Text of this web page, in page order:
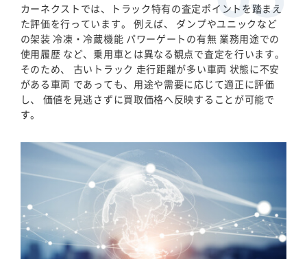
カーネクストでは、トラック特有の査定ポイントを踏まえ
た評価を行っています。 例えば、 ダンプやユニックなど
の架装 冷凍・冷蔵機能 パワーゲートの有無 業務用途での
使用履歴 など、乗用車とは異なる観点で査定を行います。
そのため、 古いトラック 走行距離が多い車両 状態に不安
がある車両 であっても、用途や需要に応じて適正に評価
し、 価値を見逃さずに買取価格へ反映することが可能で
す。